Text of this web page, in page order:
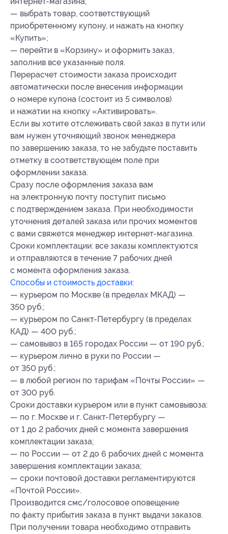
— выбрать товар, соответствующий
приобретенному купону, и нажать на кнопку
«Купить»;
— перейти в «Корзину» и оформить заказ,
заполнив все указанные поля.
Перерасчет стоимости заказа происходит
автоматически после внесения информации
о номере купона (состоит из 5 символов)
и нажатии на кнопку «Активировать».
Если вы хотите отслеживать свой заказ в пути или
вам нужен уточняющий звонок менеджера
по завершению заказа, то не забудьте поставить
отметку в соответствующем поле при
оформлении заказа.
Сразу после оформления заказа вам
на электронную почту поступит письмо
с подтверждением заказа. При необходимости
уточнения деталей заказа или прочих моментов
с вами свяжется менеджер интернет-магазина.
Сроки комплектации: все заказы комплектуются
и отправляются в течение 7 рабочих дней
с момента оформления заказа.
Способы и стоимость доставки:
— курьером по Москве (в пределах МКАД) —
350 руб.;
— курьером по Санкт-Петербургу (в пределах
КАД) — 400 руб.;
— самовывоз в 165 городах России — от 190 руб.;
— курьером лично в руки по России —
от 350 руб.;
— в любой регион по тарифам «Почты России» —
от 300 руб.
Сроки доставки курьером или в пункт самовывоза:
— по г. Москве и г. Санкт-Петербургу —
от 1 до 2 рабочих дней с момента завершения
комплектации заказа;
— по России — от 2 до 6 рабочих дней с момента
завершения комплектации заказа;
— сроки почтовой доставки регламентируются
«Почтой России».
Производится смс/голосовое оповещение
по факту прибытия заказа в пункт выдачи заказов.
При получении товара необходимо отправить